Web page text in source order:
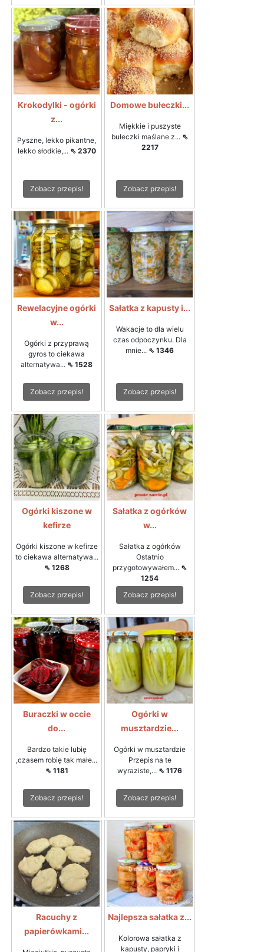
Krokodylki - ogórki
z...
Pyszne, lekko pikantne,
lekko słodkie,... ⇖ 2370
Zobacz przepis!
Domowe bułeczki...
Miękkie i puszyste
bułeczki maślane z... ⇖
2217
Zobacz przepis!
Rewelacyjne ogórki
w...
Ogórki z przyprawą
gyros to ciekawa
alternatywa... ⇖ 1528
Zobacz przepis!
Sałatka z kapusty i...
Wakacje to dla wielu
czas odpoczynku. Dla
mnie... ⇖ 1346
Zobacz przepis!
Ogórki kiszone w
kefirze
Ogórki kiszone w kefirze
to ciekawa alternatywa...
⇖ 1268
Zobacz przepis!
Sałatka z ogórków
w...
Sałatka z ogórków
Ostatnio
przygotowywałem... ⇖
1254
Zobacz przepis!
Buraczki w occie
do...
Bardzo takie lubię
,czasem robię tak małe...
⇖ 1181
Zobacz przepis!
Ogórki w
musztardzie...
Ogórki w musztardzie
Przepis na te
wyraziste,... ⇖ 1176
Zobacz przepis!
Racuchy z
papierówkami...
Najlepsza sałatka z...
Kolorowa sałatka z
kapusty, papryki i